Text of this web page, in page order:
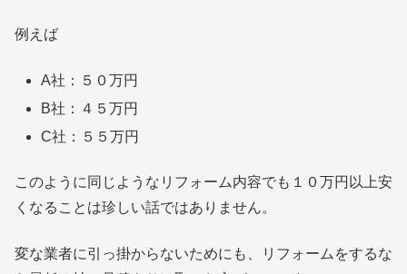
例えば
A社：５０万円
B社：４５万円
C社：５５万円
このように同じようなリフォーム内容でも１０万円以上安
くなることは珍しい話ではありません。
変な業者に引っ掛からないためにも、リフォームをするな